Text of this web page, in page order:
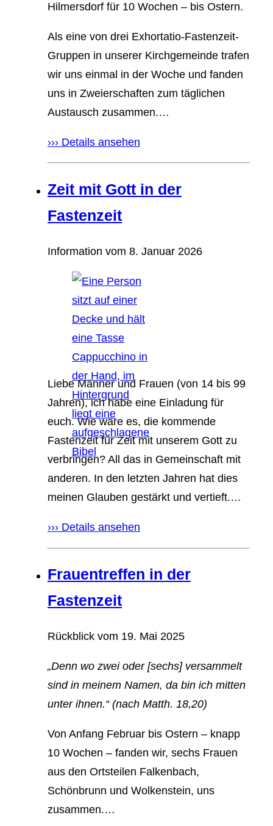
Hilmersdorf für 10 Wochen – bis Ostern.
Als eine von drei Exhortatio-Fastenzeit-
Gruppen in unserer Kirchgemeinde trafen
wir uns einmal in der Woche und fanden
uns in Zweierschaften zum täglichen
Austausch zusammen.…
››› Details ansehen
Zeit mit Gott in der
Fastenzeit
Information vom 8. Januar 2026
Liebe Männer und Frauen (von 14 bis 99
Jahren), ich habe eine Einladung für
euch. Wie wäre es, die kommende
Fastenzeit für Zeit mit unserem Gott zu
verbringen? All das in Gemeinschaft mit
anderen. In den letzten Jahren hat dies
meinen Glauben gestärkt und vertieft.…
››› Details ansehen
Frauentreffen in der
Fastenzeit
Rückblick vom 19. Mai 2025
„Denn wo zwei oder [sechs] versammelt
sind in meinem Namen, da bin ich mitten
unter ihnen.“ (nach Matth. 18,20)
Von Anfang Februar bis Ostern – knapp
10 Wochen – fanden wir, sechs Frauen
aus den Ortsteilen Falkenbach,
Schönbrunn und Wolkenstein, uns
zusammen.…